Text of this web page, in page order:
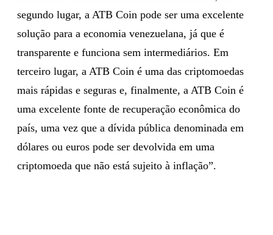
segundo lugar, a ATB Coin pode ser uma excelente
solução para a economia venezuelana, já que é
transparente e funciona sem intermediários. Em
terceiro lugar, a ATB Coin é uma das criptomoedas
mais rápidas e seguras e, finalmente, a ATB Coin é
uma excelente fonte de recuperação econômica do
país, uma vez que a dívida pública denominada em
dólares ou euros pode ser devolvida em uma
criptomoeda que não está sujeito à inflação”.